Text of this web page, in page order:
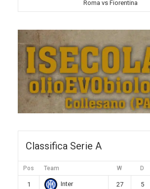
Roma vs Fiorentina
Classifica Serie A
Pos Team W D
1 Inter 27 5